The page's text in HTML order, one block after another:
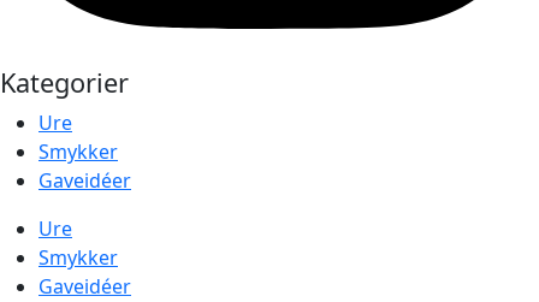
Kategorier
Ure
Smykker
Gaveidéer
Ure
Smykker
Gaveidéer